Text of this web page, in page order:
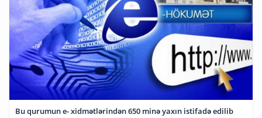
Bu qurumun e- xidmətlərindən 650 minə yaxın istifadə edilib